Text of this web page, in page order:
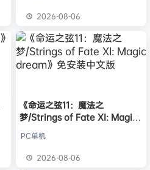
2026-08-06
《命运之弦11：魔法之
梦/Strings of Fate XI: Magic
PC单机
2026-08-06